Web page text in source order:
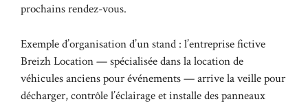
prochains rendez-vous.
Exemple d’organisation d’un stand : l’entreprise fictive
Breizh Location — spécialisée dans la location de
véhicules anciens pour événements — arrive la veille pour
décharger, contrôle l’éclairage et installe des panneaux